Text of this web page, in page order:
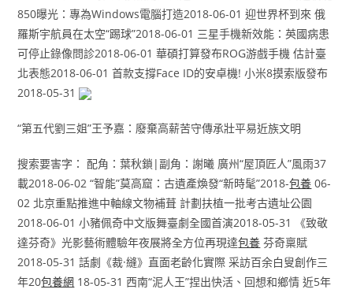
850曝光：專為Windows電腦打造2018-06-01 迎世界杯到來 俄
羅斯宇航員在太空“踢球”2018-06-01 三星手機新效能：英國病患
可停止錄像問診2018-06-01 華碩打算發布ROG游戲手機 估計臺
北表態2018-06-01 首款支撐Face ID的安卓機! 小米8摸索版發布
2018-05-31
“第五代劉三姐”王予嘉：廢棄高薪苦守傳承壯平易近族文明
搜索要害字： 配角：葉秋鎖|副角：謝曦 廣州“屋頂匠人”風雨37
載2018-06-02 “智能”莫高窟：古遺產煥發“新時髦”2018-包養 06-
02 北京重點推進中軸線文物補葺 計劃扶植一批考古遺址公園
2018-06-01 小豬佩奇中文版舞臺劇全國首演2018-05-31 《致敬
達芬奇》光影藝術體驗年夜展將全方位再現達包養 芬奇稟賦
2018-05-31 話劇《裁·縫》直面老齡化實際 采訪百余白叟創作三
年20包養網 18-05-31 西南“泥人王”捏出快活、回想和鄉情 近5年